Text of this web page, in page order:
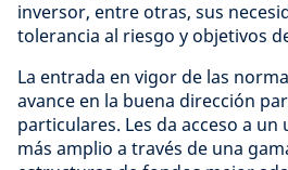
inversor, entre otras, sus
tolerancia al riesgo y objetivos
La entrada en vigor de las
avance en la buena dirección
particulares. Les da acceso a
más amplio a través de una